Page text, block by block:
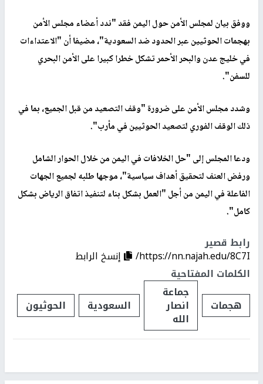
ووفق بيان لمجلس الأمن حول اليمن فقد "ندد أعضاء مجلس الأمن
بهجمات الحوثيين عبر الحدود ضد السعودية"، مضيفا أن "الاعتداءات
في خليج عدن والبحر الأحمر تشكل خطرا كبيرا على الأمن البحري
للسفن".
وشدد مجلس الأمن على ضرورة "وقف التصعيد من قبل الجميع، بما في
ذلك الوقف الفوري لتصعيد الحوثيين في مأرب".
ودعا المجلس إلى "حل الخلافات في اليمن من خلال الحوار الشامل
ورفض العنف لتحقيق أهداف سياسية"، موجها طلبه لجميع الجهات
الفاعلة في اليمن من أجل "العمل بشكل بناء لتنفيذ اتفاق الرياض بشكل
كامل".
رابط قصير
https://nn.najah.edu/8C7I/
إنسخ الرابط
الكلمات المفتاحية
هجمات
جماعة
انصار
الله
السعودية الحوثيون